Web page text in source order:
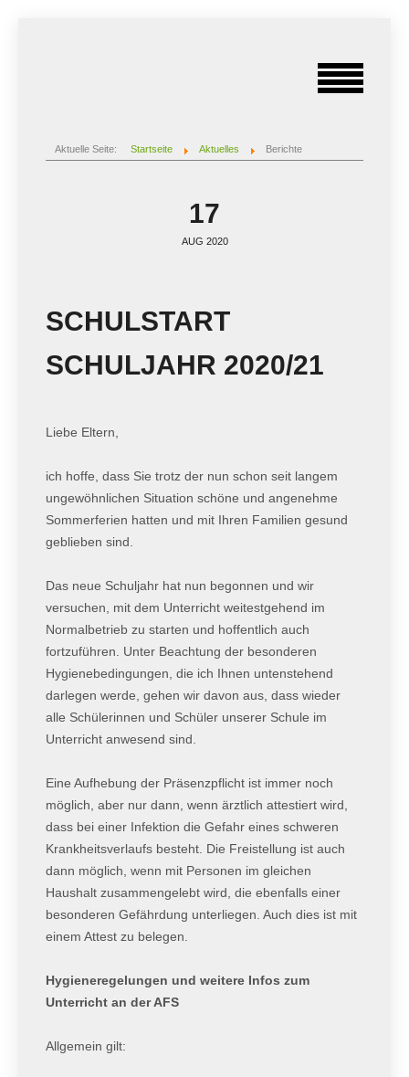
Aktuelle Seite: Startseite Aktuelles Berichte
17
AUG 2020
SCHULSTART
SCHULJAHR 2020/21
Liebe Eltern,
ich hoffe, dass Sie trotz der nun schon seit langem
ungewöhnlichen Situation schöne und angenehme
Sommerferien hatten und mit Ihren Familien gesund
geblieben sind.
Das neue Schuljahr hat nun begonnen und wir
versuchen, mit dem Unterricht weitestgehend im
Normalbetrieb zu starten und hoffentlich auch
fortzuführen. Unter Beachtung der besonderen
Hygienebedingungen, die ich Ihnen untenstehend
darlegen werde, gehen wir davon aus, dass wieder
alle Schülerinnen und Schüler unserer Schule im
Unterricht anwesend sind.
Eine Aufhebung der Präsenzpflicht ist immer noch
möglich, aber nur dann, wenn ärztlich attestiert wird,
dass bei einer Infektion die Gefahr eines schweren
Krankheitsverlaufs besteht. Die Freistellung ist auch
dann möglich, wenn mit Personen im gleichen
Haushalt zusammengelebt wird, die ebenfalls einer
besonderen Gefährdung unterliegen. Auch dies ist mit
einem Attest zu belegen.
Hygieneregelungen und weitere Infos zum
Unterricht an der AFS
Allgemein gilt: